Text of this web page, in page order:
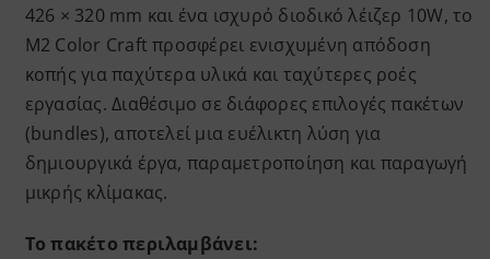
426 × 320 mm και ένα ισχυρό διοδικό λέιζερ 10W, το
M2 Color Craft προσφέρει ενισχυμένη απόδοση
κοπής για παχύτερα υλικά και ταχύτερες ροές
εργασίας. Διαθέσιμο σε διάφορες επιλογές πακέτων
(bundles), αποτελεί μια ευέλικτη λύση για
δημιουργικά έργα, παραμετροποίηση και παραγωγή
μικρής κλίμακας.
Το πακέτο περιλαμβάνει: